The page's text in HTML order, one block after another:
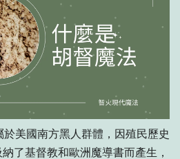
美國南方黑人群體，因殖民歷史
了基督教和歐洲魔導書而產生，